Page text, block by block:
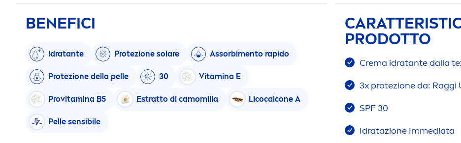
BENEFICI
Idratante Protezione solare Assorbimento rapido
Protezione della pelle 30 Vitamina E
Provitamina B5 Estratto di camomilla Licocalcone A
Pelle sensibile
PRODOTTO
Crema idratante dalla
3x protezione da: Raggi
SPF 30
Idratazione Immediata